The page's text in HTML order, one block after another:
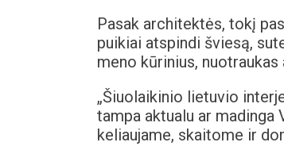
Pasak architektės, tokį
puikiai atspindi šviesą,
meno kūrinius, nuotraukas
„Šiuolaikinio lietuvio
tampa aktualu ar madinga
keliaujame, skaitome ir